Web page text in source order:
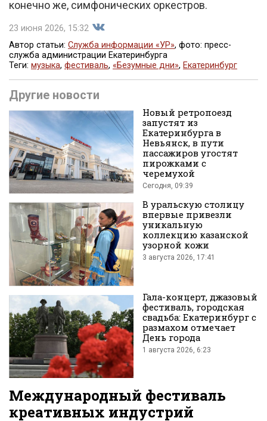
конечно же, симфонических оркестров.
23 июня 2026, 15:32
Поделиться
во
Вконтакте
Автор статьи: Служба информации «УР», фото: пресс-
служба администрации Екатеринбурга
Теги: музыка, фестиваль, «Безумные дни», Екатеринбург
Другие новости
Новый ретропоезд
запустят из
Екатеринбурга в
Невьянск, в пути
пассажиров угостят
пирожками с
черемухой
Сегодня, 09:39
В уральскую столицу
впервые привезли
уникальную
коллекцию казанской
узорной кожи
3 августа 2026, 17:41
Гала-концерт, джазовый
фестиваль, городская
свадьба: Екатеринбург с
размахом отмечает
День города
1 августа 2026, 6:23
Международный фестиваль
креативных индустрий